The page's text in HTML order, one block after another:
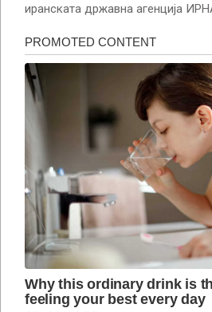
иранската државна агенција